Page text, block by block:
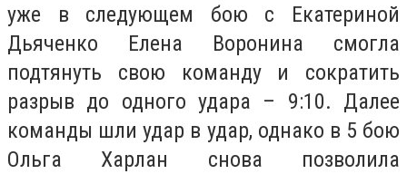
уже в следующем бою с Екатериной
Дьяченко Елена Воронина смогла
подтянуть свою команду и сократить
разрыв до одного удара – 9:10. Далее
команды шли удар в удар, однако в 5 бою
Ольга Харлан снова позволила